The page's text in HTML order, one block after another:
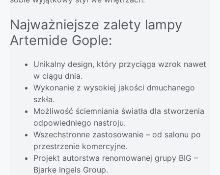
Najważniejsze zalety lampy
Artemide Gople:
Unikalny design, który przyciąga wzrok nawet
w ciągu dnia.
Wykonanie z wysokiej jakości dmuchanego
szkła.
Możliwość ściemniania światła dla stworzenia
odpowiedniego nastroju.
Wszechstronne zastosowanie – od salonu po
przestrzenie komercyjne.
Projekt autorstwa renomowanej grupy BIG –
Bjarke Ingels Group.